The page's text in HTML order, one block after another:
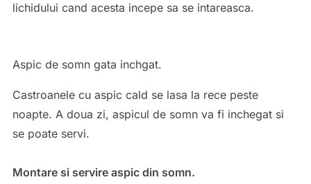
lichidului cand acesta incepe sa se intareasca.
Aspic de somn gata inchgat.
Castroanele cu aspic cald se lasa la rece peste
noapte. A doua zi, aspicul de somn va fi inchegat si
se poate servi.
Montare si servire aspic din somn.